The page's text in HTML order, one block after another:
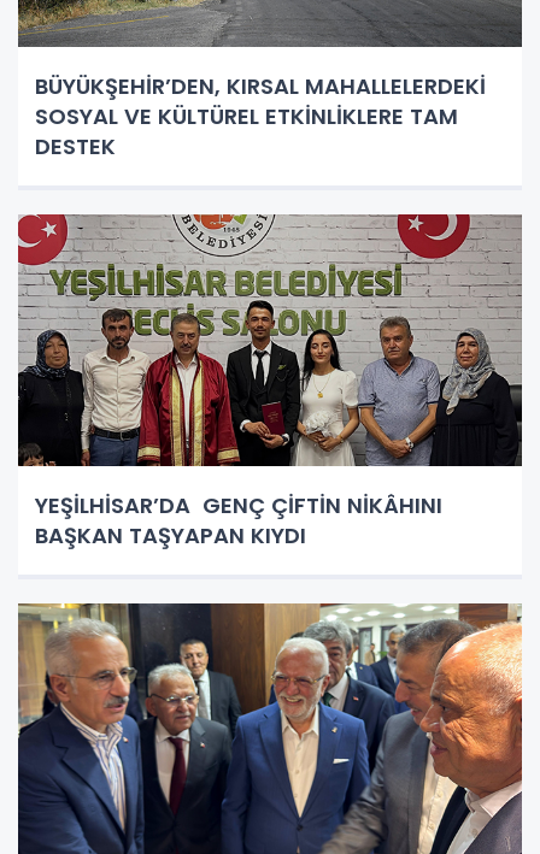
BÜYÜKŞEHİR’DEN, KIRSAL MAHALLELERDEKİ
SOSYAL VE KÜLTÜREL ETKİNLİKLERE TAM
DESTEK
YEŞİLHİSAR’DA GENÇ ÇİFTİN NİKÂHINI
BAŞKAN TAŞYAPAN KIYDI